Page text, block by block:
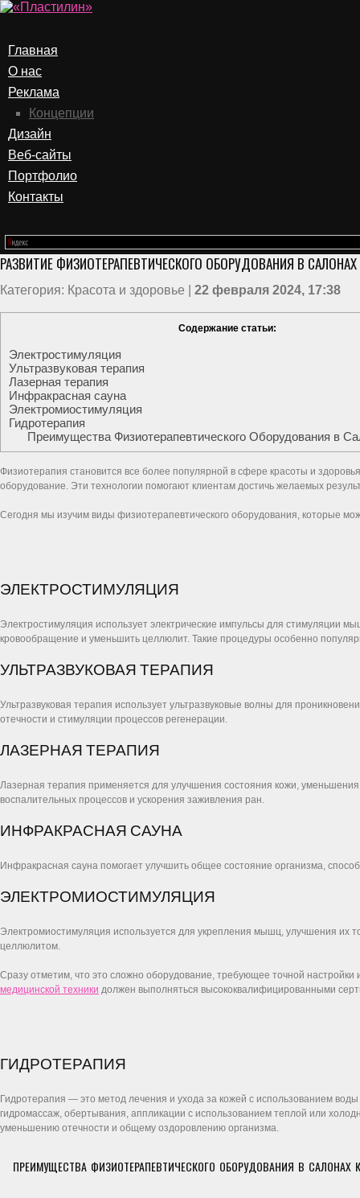
Главная
О нас
Реклама
Концепции
Дизайн
Веб-сайты
Портфолио
Контакты
РАЗВИТИЕ ФИЗИОТЕРАПЕВТИЧЕСКОГО ОБОРУДОВАНИЯ В
Категория: Красота и здоровье | 22 февраля 2024, 17:38
Содержание статьи:
Электростимуляция
Ультразвуковая терапия
Лазерная терапия
Инфракрасная сауна
Электромиостимуляция
Гидротерапия
Преимущества Физиотерапевтического Оборудования в
Физиотерапия становится все более популярной в сфере красоты и
оборудование. Эти технологии помогают клиентам достичь желаемых
Сегодня мы изучим виды физиотерапевтического оборудования, которые
ЭЛЕКТРОСТИМУЛЯЦИЯ
Электростимуляция использует электрические импульсы для стимуляции
кровообращение и уменьшить целлюлит. Такие процедуры особенно
УЛЬТРАЗВУКОВАЯ ТЕРАПИЯ
Ультразвуковая терапия использует ультразвуковые волны для
отечности и стимуляции процессов регенерации.
ЛАЗЕРНАЯ ТЕРАПИЯ
Лазерная терапия применяется для улучшения состояния кожи,
воспалительных процессов и ускорения заживления ран.
ИНФРАКРАСНАЯ САУНА
Инфракрасная сауна помогает улучшить общее состояние организма,
ЭЛЕКТРОМИОСТИМУЛЯЦИЯ
Электромиостимуляция используется для укрепления мышц, улучшения
целлюлитом.
Сразу отметим, что это сложно оборудование, требующее точной
медицинской техники должен выполняться высококвалифицированными
ГИДРОТЕРАПИЯ
Гидротерапия — это метод лечения и ухода за кожей с использованием
гидромассаж, обертывания, аппликации с использованием теплой или
уменьшению отечности и общему оздоровлению организма.
ПРЕИМУЩЕСТВА ФИЗИОТЕРАПЕВТИЧЕСКОГО ОБОРУДОВАНИЯ В САЛОНАХ